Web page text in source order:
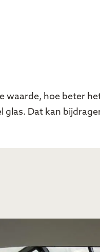
waarde, hoe beter
glas. Dat kan